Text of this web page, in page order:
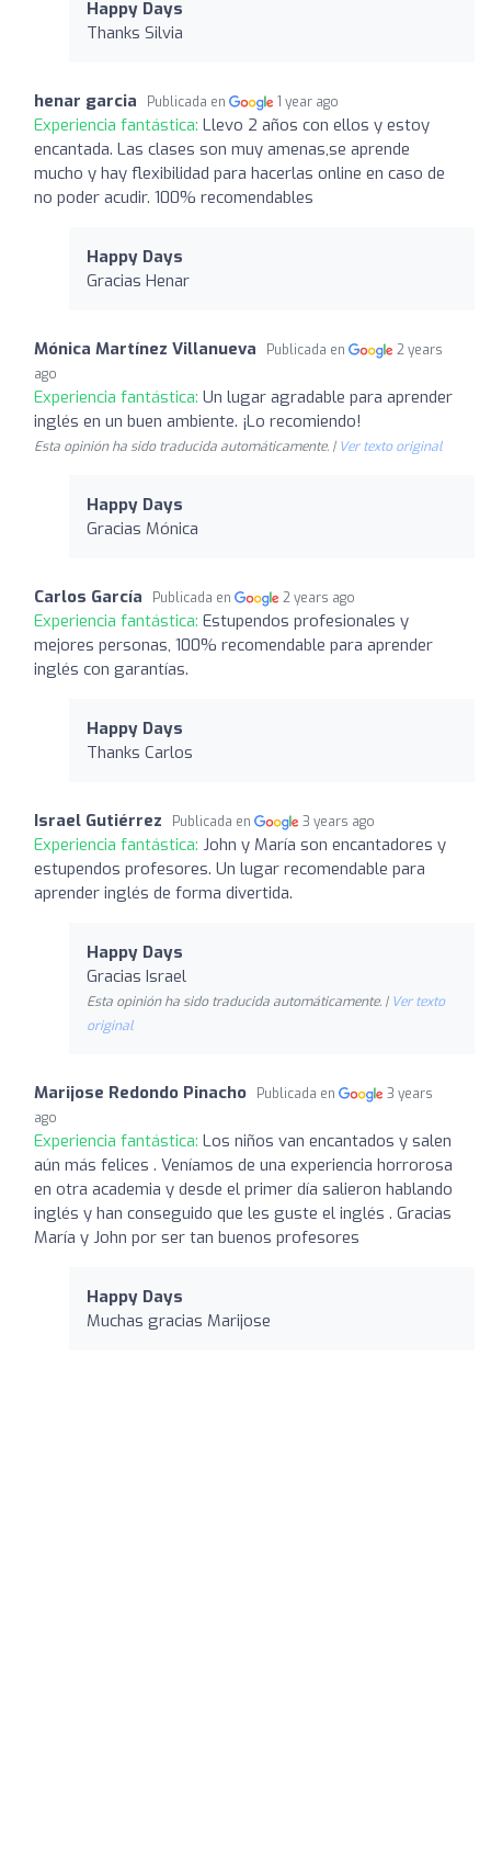
Happy Days
Thanks Silvia
henar garcia Publicada en 1 year ago
Experiencia fantástica: Llevo 2 años con ellos y estoy
encantada. Las clases son muy amenas,se aprende
mucho y hay flexibilidad para hacerlas online en caso de
no poder acudir. 100% recomendables
Happy Days
Gracias Henar
Mónica Martínez Villanueva Publicada en
2 years
ago
Experiencia fantástica: Un lugar agradable para aprender
inglés en un buen ambiente. ¡Lo recomiendo!
Esta opinión ha sido traducida automáticamente. | Ver texto original
Happy Days
Gracias Mónica
Carlos García Publicada en 2 years ago
Experiencia fantástica: Estupendos profesionales y
mejores personas, 100% recomendable para aprender
inglés con garantías.
Happy Days
Thanks Carlos
Israel Gutiérrez Publicada en 3 years ago
Experiencia fantástica: John y María son encantadores y
estupendos profesores. Un lugar recomendable para
aprender inglés de forma divertida.
Happy Days
Gracias Israel
Esta opinión ha sido traducida automáticamente. | Ver texto
original
Marijose Redondo Pinacho Publicada en
3 years
ago
Experiencia fantástica: Los niños van encantados y salen
aún más felices . Veníamos de una experiencia horrorosa
en otra academia y desde el primer día salieron hablando
inglés y han conseguido que les guste el inglés . Gracias
María y John por ser tan buenos profesores
Happy Days
Muchas gracias Marijose